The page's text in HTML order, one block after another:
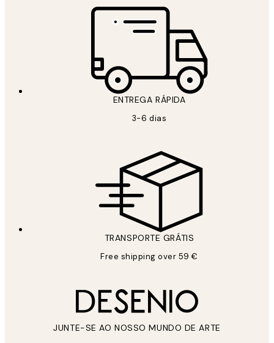
ENTREGA RÁPIDA
3-6 dias
TRANSPORTE GRÁTIS
Free shipping over 59 €
JUNTE-SE AO NOSSO MUNDO DE ARTE